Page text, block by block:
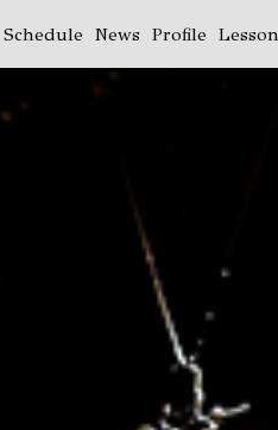
Schedule News Profile Lesson